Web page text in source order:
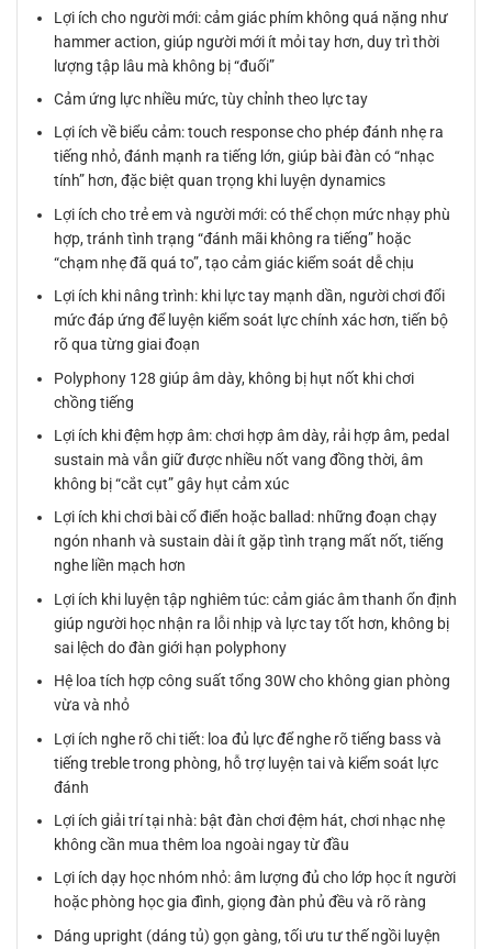
Lợi ích cho người mới: cảm giác phím không quá nặng như
hammer action, giúp người mới ít mỏi tay hơn, duy trì thời
lượng tập lâu mà không bị “đuối”
Cảm ứng lực nhiều mức, tùy chỉnh theo lực tay
Lợi ích về biểu cảm: touch response cho phép đánh nhẹ ra
tiếng nhỏ, đánh mạnh ra tiếng lớn, giúp bài đàn có “nhạc
tính” hơn, đặc biệt quan trọng khi luyện dynamics
Lợi ích cho trẻ em và người mới: có thể chọn mức nhạy phù
hợp, tránh tình trạng “đánh mãi không ra tiếng” hoặc
“chạm nhẹ đã quá to”, tạo cảm giác kiểm soát dễ chịu
Lợi ích khi nâng trình: khi lực tay mạnh dần, người chơi đổi
mức đáp ứng để luyện kiểm soát lực chính xác hơn, tiến bộ
rõ qua từng giai đoạn
Polyphony 128 giúp âm dày, không bị hụt nốt khi chơi
chồng tiếng
Lợi ích khi đệm hợp âm: chơi hợp âm dày, rải hợp âm, pedal
sustain mà vẫn giữ được nhiều nốt vang đồng thời, âm
không bị “cắt cụt” gây hụt cảm xúc
Lợi ích khi chơi bài cổ điển hoặc ballad: những đoạn chạy
ngón nhanh và sustain dài ít gặp tình trạng mất nốt, tiếng
nghe liền mạch hơn
Lợi ích khi luyện tập nghiêm túc: cảm giác âm thanh ổn định
giúp người học nhận ra lỗi nhịp và lực tay tốt hơn, không bị
sai lệch do đàn giới hạn polyphony
Hệ loa tích hợp công suất tổng 30W cho không gian phòng
vừa và nhỏ
Lợi ích nghe rõ chi tiết: loa đủ lực để nghe rõ tiếng bass và
tiếng treble trong phòng, hỗ trợ luyện tai và kiểm soát lực
đánh
Lợi ích giải trí tại nhà: bật đàn chơi đệm hát, chơi nhạc nhẹ
không cần mua thêm loa ngoài ngay từ đầu
Lợi ích dạy học nhóm nhỏ: âm lượng đủ cho lớp học ít người
hoặc phòng học gia đình, giọng đàn phủ đều và rõ ràng
Dáng upright (dáng tủ) gọn gàng, tối ưu tư thế ngồi luyện